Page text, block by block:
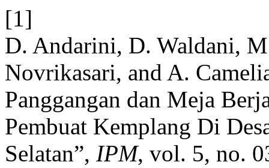
[1]
D. Andarini, D. Waldani,
Novrikasari, and A.
Panggangan dan Meja
Pembuat Kemplang Di
Selatan”, IPM, vol. 5, no.